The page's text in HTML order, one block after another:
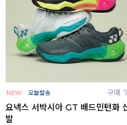
구매
요넥스 서박시아 GT 배드민턴화
발